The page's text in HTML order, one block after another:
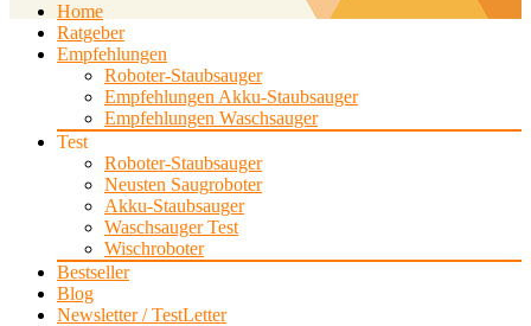
Home
Ratgeber
Empfehlungen
Roboter-Staubsauger
Empfehlungen Akku-Staubsauger
Empfehlungen Waschsauger
Test
Roboter-Staubsauger
Neusten Saugroboter
Akku-Staubsauger
Waschsauger Test
Wischroboter
Bestseller
Blog
Newsletter / TestLetter